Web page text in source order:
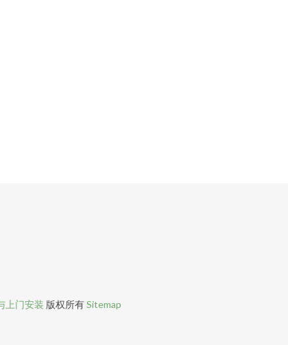
上门安装 版权所有Sitemap